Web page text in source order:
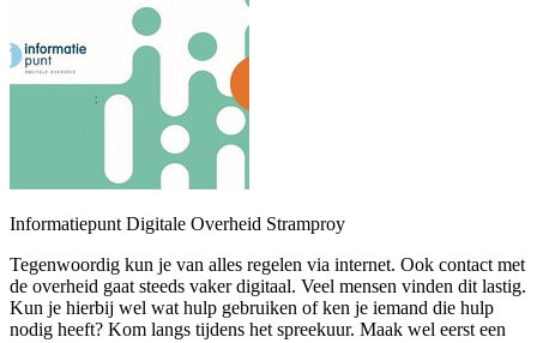
Informatiepunt Digitale Overheid Stramproy
Tegenwoordig kun je van alles regelen via internet. Ook contact met
de overheid gaat steeds vaker digitaal. Veel mensen vinden dit lastig.
Kun je hierbij wel wat hulp gebruiken of ken je iemand die hulp
nodig heeft? Kom langs tijdens het spreekuur. Maak wel eerst een